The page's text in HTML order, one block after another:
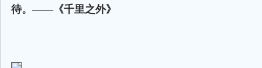
待。——《千里之外》